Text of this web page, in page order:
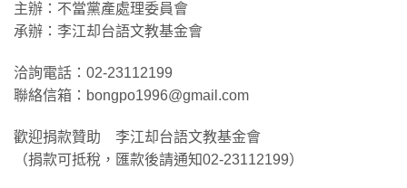
主辦：不當黨產處理委員會
承辦：李江却台語文教基金會
洽詢電話：02-23112199
聯絡信箱：bongpo1996@gmail.com
歡迎捐款贊助 李江却台語文教基金會
（捐款可抵稅，匯款後請通知02-23112199）